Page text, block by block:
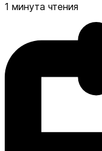
1 минута чтения